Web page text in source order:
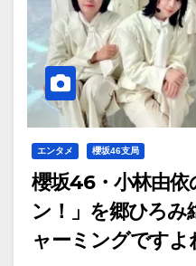
エンタメ 櫻坂46支局
櫻坂46・小林由依
ン！」を郷ひろ
ャーミングですよ